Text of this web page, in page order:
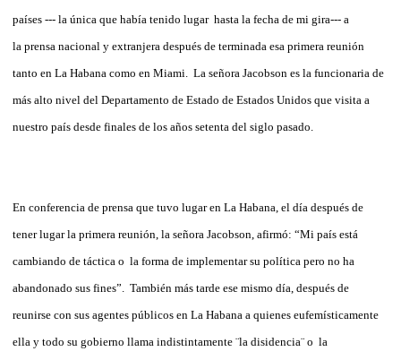
países --- la única que había tenido lugar hasta la fecha de mi gira--- a
la prensa nacional y extranjera después de terminada esa primera reunión
tanto en La Habana como en Miami. La señora Jacobson es la funcionaria de
más alto nivel del Departamento de Estado de Estados Unidos que visita a
nuestro país desde finales de los años setenta del siglo pasado.
En conferencia de prensa que tuvo lugar en La Habana, el día después de
tener lugar la primera reunión, la señora Jacobson, afirmó: “Mi país está
cambiando de táctica o la forma de implementar su política pero no ha
abandonado sus fines”. También más tarde ese mismo día, después de
reunirse con sus agentes públicos en La Habana a quienes eufemísticamente
ella y todo su gobierno llama indistintamente ¨la disidencia¨ o la